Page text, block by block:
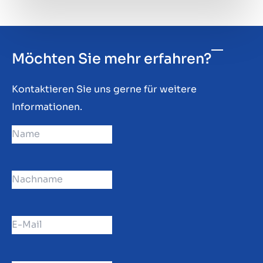
Möchten Sie mehr erfahren?
Kontaktieren Sie uns gerne für weitere
Informationen.